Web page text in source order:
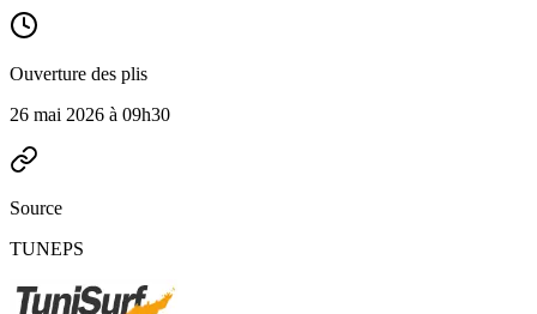
Ouverture des plis
26 mai 2026 à 09h30
Source
TUNEPS